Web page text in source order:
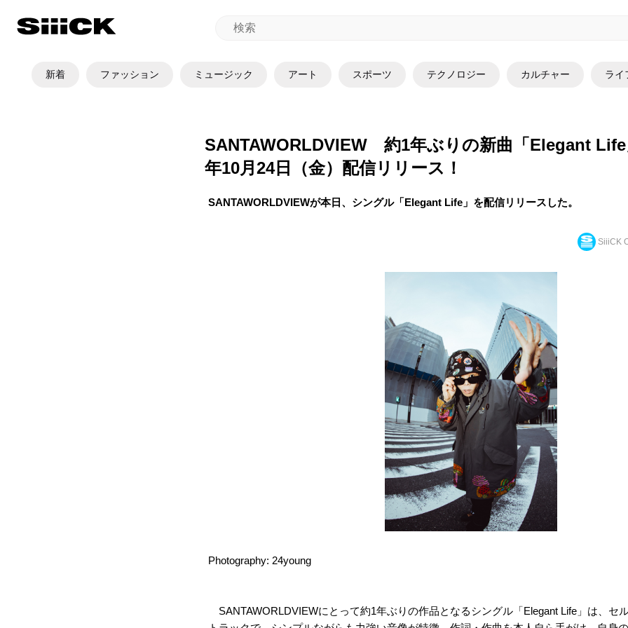
新着 ファッション ミュージック アート スポーツ テクノロジー カルチャー ライ
SANTAWORLDVIEW 約1年ぶりの新曲「Elegant Life
年10月24日（金）配信リリース！
SANTAWORLDVIEWが本日、シングル「Elegant Life」を配信リリースした。
SiiiCK
Photography: 24young
SANTAWORLDVIEWにとって約1年ぶりの作品となるシングル「Elegant Life」は、セ